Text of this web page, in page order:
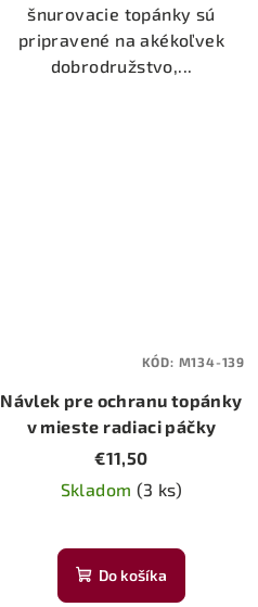
šnurovacie topánky sú
pripravené na akékoľvek
dobrodružstvo,...
Návlek pre ochranu topánky
v mieste radiaci páčky
€11,50
Skladom (3 ks)
Do košíka
KÓD: M134-139